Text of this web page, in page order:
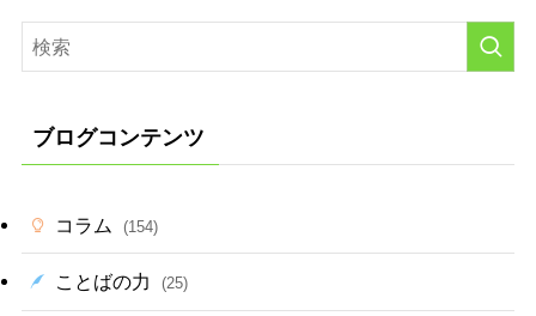
ブログコンテンツ
コラム (154)
ことばの力 (25)